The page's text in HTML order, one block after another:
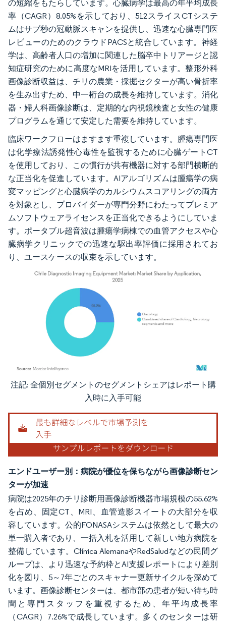
の短縮をもたらしています。心臓病学は最高の年平均成長
率（CAGR）8.05%を示しており、512スライスCTシステ
ムはサブ秒の冠動脈スキャンを提供し、迅速な心臓専門医
レビューのためのクラウドPACSと統合しています。神経
学は、高齢者人口の増加に関連した脳卒中トリアージと認
知症研究のために高度なMRIを活用しています。整形外科
画像診断収益は、チリの農業・採掘セクターが高い骨折率
を生み出すため、中一桁台の成長を維持しています。消化
器・婦人科画像診断は、定期的な内視鏡検査と女性の健康
プログラムを通じて安定した需要を維持しています。
臨床ワークフローはますます重複しています。腫瘍専門医
は化学療法誘発性心毒性を監視するために心臓ゲートCT
を使用しており、この慣行が共有機器に対する部門横断的
な正当化を促進しています。AIアルゴリズムは腫瘍学の病
変マッピングと心臓病学のカルシウムスコアリングの両方
を対象とし、プロバイダーが専門分野にわたってプレミア
ムソフトウェアライセンスを正当化できるようにしていま
す。ポータブル超音波は腫瘍学病棟での血管アクセスや心
臓病学クリニックでの迅速な駆出率評価に採用されてお
り、ユースケースの収束を示しています。
画像 © Mordor Intelligence。再利用にはCC BY 4.0の表示が必要です。
注記: 全個別セグメントのセグメントシェアはレポート購
入時に入手可能
エンドユーザー別：病院が優位を保ちながら画像診断セン
ターが加速
病院は2025年のチリ診断用画像診断機器市場規模の55.62%
を占め、固定CT、MRI、血管造影スイートの大部分を収
容しています。公的FONASAシステムは依然として最大の
単一購入者であり、一括入札を活用して新しい地方病院を
整備しています。Clínica AlemanaやRedSaludなどの民間グ
ループは、より迅速な予約枠とAI支援レポートにより差別
化を図り、5～7年ごとのスキャナー更新サイクルを深めて
います。画像診断センターは、都市部の患者が短い待ち時
間と専門スタッフを重視するため、年平均成長率
（CAGR）7.26%で成長しています。多くのセンターは研